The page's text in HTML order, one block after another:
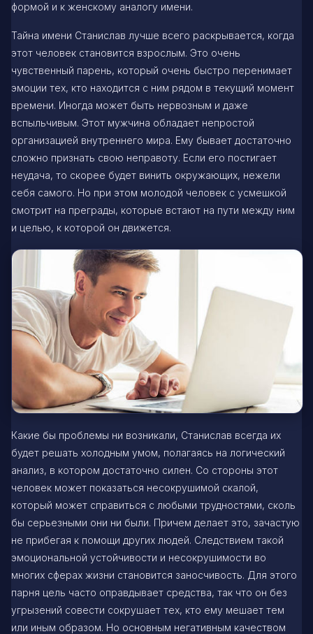
формой и к женскому аналогу имени.
Тайна имени Станислав лучше всего раскрывается, когда
этот человек становится взрослым. Это очень
чувственный парень, который очень быстро перенимает
эмоции тех, кто находится с ним рядом в текущий момент
времени. Иногда может быть нервозным и даже
вспыльчивым. Этот мужчина обладает непростой
организацией внутреннего мира. Ему бывает достаточно
сложно признать свою неправоту. Если его постигает
неудача, то скорее будет винить окружающих, нежели
себя самого. Но при этом молодой человек с усмешкой
смотрит на преграды, которые встают на пути между ним
и целью, к которой он движется.
Какие бы проблемы ни возникали, Станислав всегда их
будет решать холодным умом, полагаясь на логический
анализ, в котором достаточно силен. Со стороны этот
человек может показаться несокрушимой скалой,
который может справиться с любыми трудностями, сколь
бы серьезными они ни были. Причем делает это, зачастую
не прибегая к помощи других людей. Следствием такой
эмоциональной устойчивости и несокрушимости во
многих сферах жизни становится заносчивость. Для этого
парня цель часто оправдывает средства, так что он без
угрызений совести сокрушает тех, кто ему мешает тем
или иным образом. Но основным негативным качеством